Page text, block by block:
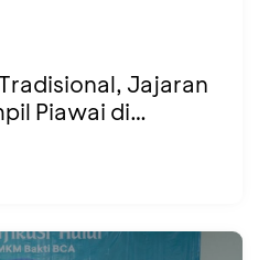
Jajaran
Piawai di